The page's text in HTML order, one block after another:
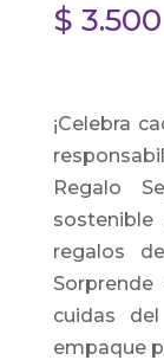
$ 3.500
¡Celebra
Regalo
regalos
cuidas
empaque